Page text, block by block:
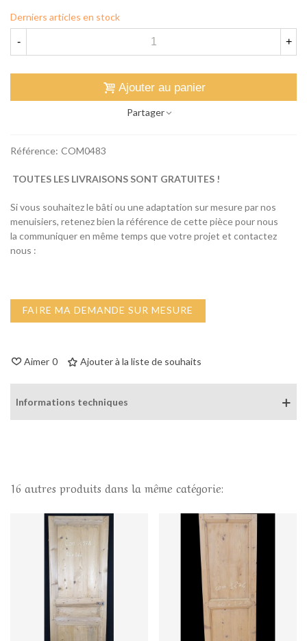
Derniers articles en stock
- +
Ajouter au panier
Partager
Référence: COM0483
TOUTES LES LIVRAISONS SONT GRATUITES !
Si vous souhaitez le bâti ou une adaptation sur mesure par nos
menuisiers, retenez bien la référence de cette pièce pour nous
la communiquer en même temps que votre projet et contactez
nous :
FAIRE MA DEMANDE SUR MESURE
Aimer 0 Ajouter à la liste de souhaits
Informations techniques
16 autres produits dans la même catégorie: